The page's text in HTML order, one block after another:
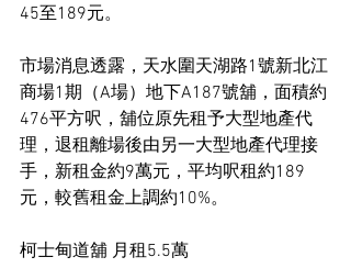
45至189元。
市場消息透露，天水圍天湖路1號新北江
商場1期（A場）地下A187號舖，面積約
476平方呎，舖位原先租予大型地產代
理，退租離場後由另一大型地產代理接
手，新租金約9萬元，平均呎租約189
元，較舊租金上調約10%。
柯士甸道舖 月租5.5萬